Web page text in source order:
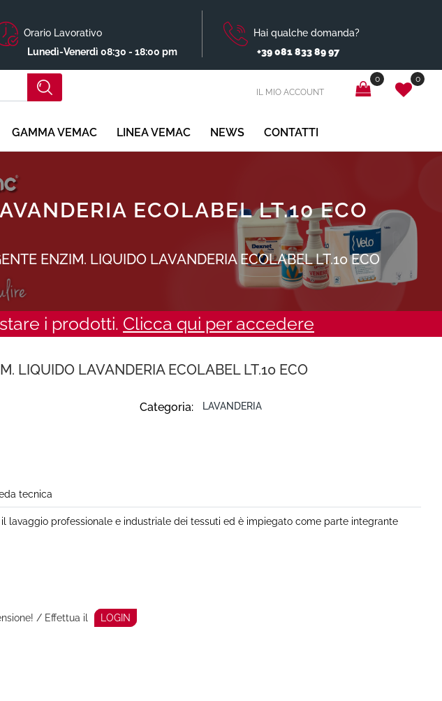
Orario Lavorativo
Lunedì-Venerdì 08:30 - 18:00 pm
Hai qualche domanda?
+39 081 833 89 97
IL MIO ACCOUNT
0 0
GAMMA VEMAC LINEA VEMAC NEWS CONTATTI
ECOLABEL LT.10 ECO
ENZIM. LIQUIDO LAVANDERIA ECOLABEL LT.10 ECO
i prodotti. Clicca qui per accedere
LIQUIDO LAVANDERIA ECOLABEL LT.10 ECO
Categoria: LAVANDERIA
tecnica
lavaggio professionale e industriale dei tessuti ed è impiegato come parte integrante
/ Effettua il LOGIN